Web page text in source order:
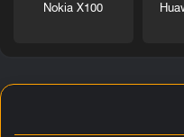
Nokia X100